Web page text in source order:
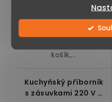
Víceúčelový vozík
od HOMCOM, s
policí, zásuvkou, 3
košík,...
Kuchyňský příborník
s zásuvkami 220 V a